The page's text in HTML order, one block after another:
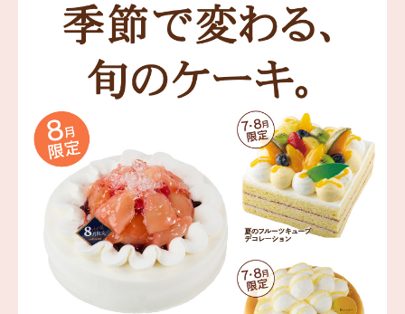
岳や末広がりを意味す
つ時」という意味を込
。雄大な八ヶ岳山麓の自
れる、こだわりのスイー
Malaysia
UAE
Thailand